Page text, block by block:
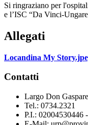
Si ringraziano per
e l’ISC “Da Vinci-
Allegati
Locandina My
Contatti
Largo Don
Tel.: 0734.2321
P.I.: 02004530446